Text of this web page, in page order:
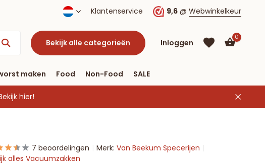
Klantenservice 9,6 @ Webwinkelkeur
Bekijk alle categorieën Inloggen
Account
aanmaken
0
maken Food Non-Food SALE
hier!
7 beoordelingen Merk: Van Beekum Specerijen
alles Vacuumzakken